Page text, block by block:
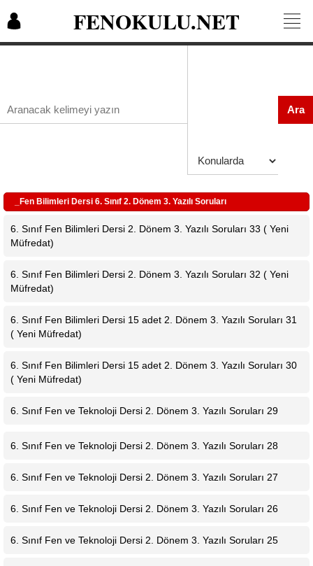
FENOKULU.NET
Ara
_Fen Bilimleri Dersi 6. Sınıf 2. Dönem 3. Yazılı Soruları
6. Sınıf Fen Bilimleri Dersi 2. Dönem 3. Yazılı Soruları 33 ( Yeni
Müfredat)
6. Sınıf Fen Bilimleri Dersi 2. Dönem 3. Yazılı Soruları 32 ( Yeni
Müfredat)
6. Sınıf Fen Bilimleri Dersi 15 adet 2. Dönem 3. Yazılı Soruları 31
( Yeni Müfredat)
6. Sınıf Fen Bilimleri Dersi 15 adet 2. Dönem 3. Yazılı Soruları 30
( Yeni Müfredat)
6. Sınıf Fen ve Teknoloji Dersi 2. Dönem 3. Yazılı Soruları 29
6. Sınıf Fen ve Teknoloji Dersi 2. Dönem 3. Yazılı Soruları 28
6. Sınıf Fen ve Teknoloji Dersi 2. Dönem 3. Yazılı Soruları 27
6. Sınıf Fen ve Teknoloji Dersi 2. Dönem 3. Yazılı Soruları 26
6. Sınıf Fen ve Teknoloji Dersi 2. Dönem 3. Yazılı Soruları 25